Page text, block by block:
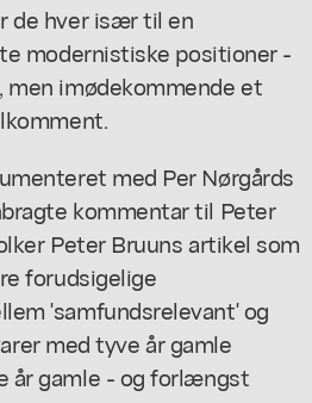
de hver især til en
modernistiske positioner -
men imødekommende et
med Per Nørgårds
kommentar til Peter
Peter Bruuns artikel som
forudsigelige
'samfundsrelevant' og
med tyve år gamle
år gamle - og forlængst